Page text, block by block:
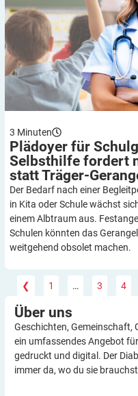
3 Minuten
Plädoyer für
Selbsthilfe fordert
stattTräger-
Der Bedarf nach einer
in Kita oder Schule wächst
einem Albtraum aus.
Schulen könnten das
weitgehend obsolet machen.
❮ 1 … 3 4
Über uns
Geschichten, Gemeinschaft,
ein umfassendes Angebot
gedruckt und digital. Der
immer da, wo du sie